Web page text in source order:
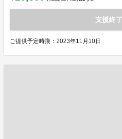
支援終了
ご提供予定時期：2023年11月10日